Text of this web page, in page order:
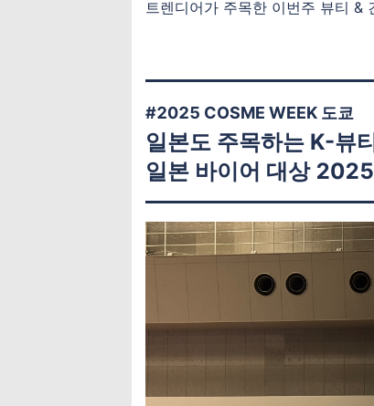
트렌디어가 주목한 이번주 뷰티 &
#2025 COSME WEEK 도쿄
일본도 주목하는 K-뷰
일본 바이어 대상